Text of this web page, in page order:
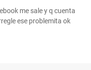
me sale y q cuenta
ese problemita ok